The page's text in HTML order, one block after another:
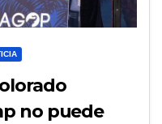
no puede